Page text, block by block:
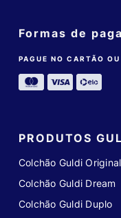
Formas de
PAGUE NO CARTÃO
PRODUTOS
Colchão Guldi Original
Colchão Guldi Dream
Colchão Guldi Duplo